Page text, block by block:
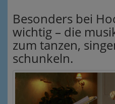
Besonders bei
wichtig – die
zum tanzen,
schunkeln.